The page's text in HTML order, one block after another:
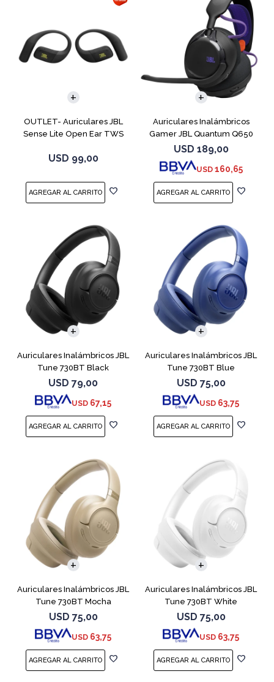
OUTLET- Auriculares JBL
Sense Lite Open Ear TWS
USD 99,00
Auriculares Inalámbricos
Gamer JBL Quantum Q650
Negro
USD 189,00
USD 160,65
Auriculares Inalámbricos JBL
Tune 730BT Black
USD 79,00
USD 67,15
Auriculares Inalámbricos JBL
Tune 730BT Blue
USD 75,00
USD 63,75
Auriculares Inalámbricos JBL
Tune 730BT Mocha
USD 75,00
USD 63,75
Auriculares Inalámbricos JBL
Tune 730BT White
USD 75,00
USD 63,75